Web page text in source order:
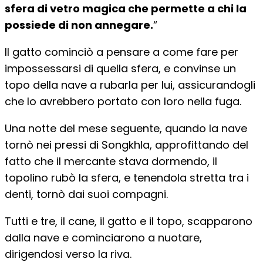
sfera di vetro magica che permette a chi la
possiede di non annegare.“
Il gatto cominciò a pensare a come fare per
impossessarsi di quella sfera, e convinse un
topo ​della nave a rubarla per lui, assicurandogli
che lo avrebbero portato con loro nella fuga.
Una notte del mese seguente, quando la nave
tornò nei pressi di Songkhla, approfittando del
fatto che il mercante stava dormendo, il
topolino rubò la sfera, e tenendola stretta tra i
denti, tornò dai suoi compagni.
Tutti e tre, il cane, il gatto e il topo, scapparono
dalla nave e cominciarono a nuotare,
dirigendosi verso la riva.